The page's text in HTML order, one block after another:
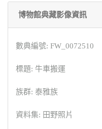
博物館典藏影像資訊
數典編號: FW_0072510
標題: 牛車搬運
族群: 泰雅族
資料集: 田野照片